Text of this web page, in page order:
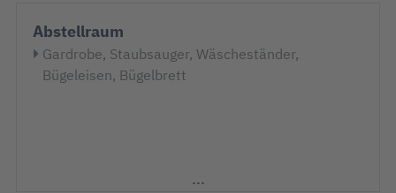
Abstellraum
Gardrobe, Staubsauger, Wäscheständer,
Bügeleisen, Bügelbrett